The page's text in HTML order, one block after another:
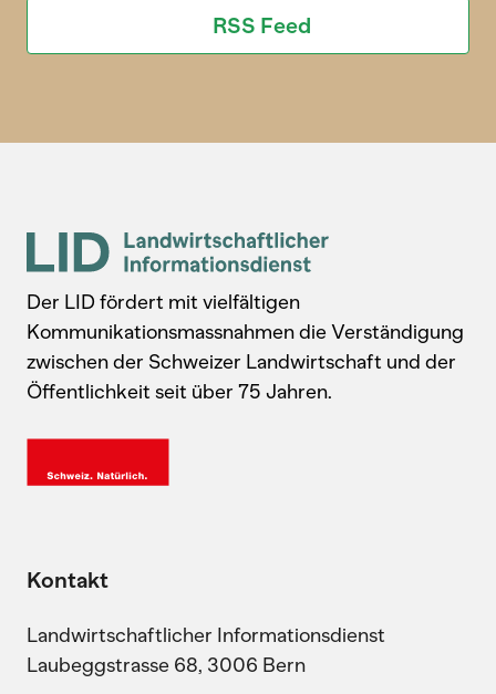
RSS Feed
Der LID fördert mit vielfältigen
Kommunikationsmassnahmen die Verständigung
zwischen der Schweizer Landwirtschaft und der
Öffentlichkeit seit über 75 Jahren.
Kontakt
Landwirtschaftlicher Informationsdienst
Laubeggstrasse 68, 3006 Bern